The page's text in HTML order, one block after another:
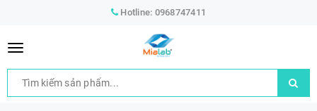
Hotline: 0968747411